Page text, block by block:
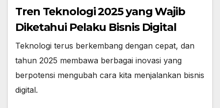
Tren Teknologi 2025 yang Wajib
Diketahui Pelaku Bisnis Digital
Teknologi terus berkembang dengan cepat, dan
tahun 2025 membawa berbagai inovasi yang
berpotensi mengubah cara kita menjalankan bisnis
digital.